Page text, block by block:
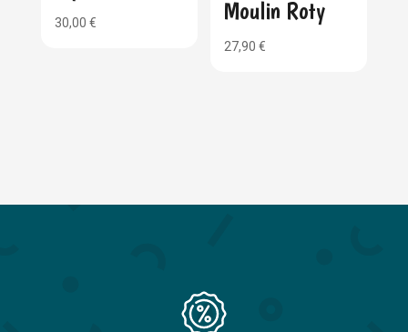
30,00 €
Moulin Roty
27,90€